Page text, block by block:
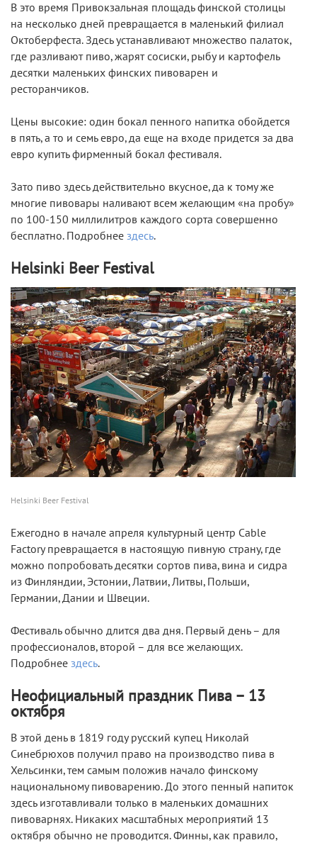
В это время Привокзальная площадь финской столицы
на несколько дней превращается в маленький филиал
Октоберфеста. Здесь устанавливают множество палаток,
где разливают пиво, жарят сосиски, рыбу и картофель
десятки маленьких финских пивоварен и
ресторанчиков.
Цены высокие: один бокал пенного напитка обойдется
в пять, а то и семь евро, да еще на входе придется за два
евро купить фирменный бокал фестиваля.
Зато пиво здесь действительно вкусное, да к тому же
многие пивовары наливают всем желающим «на пробу»
по 100-150 миллилитров каждого сорта совершенно
бесплатно. Подробнее здесь.
Helsinki Beer Festival
Helsinki Beer Festival
Ежегодно в начале апреля культурный центр Cable
Factory превращается в настоящую пивную страну, где
можно попробовать десятки сортов пива, вина и сидра
из Финляндии, Эстонии, Латвии, Литвы, Польши,
Германии, Дании и Швеции.
Фестиваль обычно длится два дня. Первый день – для
профессионалов, второй – для все желающих.
Подробнее здесь.
Неофициальный праздник Пива – 13
октября
В этой день в 1819 году русский купец Николай
Синебрюхов получил право на производство пива в
Хельсинки, тем самым положив начало финскому
национальному пивоварению. До этого пенный напиток
здесь изготавливали только в маленьких домашних
пивоварнях. Никаких масштабных мероприятий 13
октября обычно не проводится. Финны, как правило,